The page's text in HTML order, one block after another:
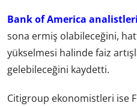
Bank of America analistleri
sona ermiş olabileceğini,
yükselmesi halinde faiz
gelebileceğini kaydetti.
Citigroup ekonomistleri ise